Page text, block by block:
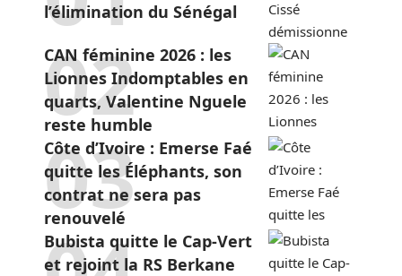
l’élimination du Sénégal
CAN féminine 2026 : les
Lionnes Indomptables en
quarts, Valentine Nguele
reste humble
Côte d’Ivoire : Emerse Faé
quitte les Éléphants, son
contrat ne sera pas
renouvelé
Bubista quitte le Cap-Vert
et rejoint la RS Berkane